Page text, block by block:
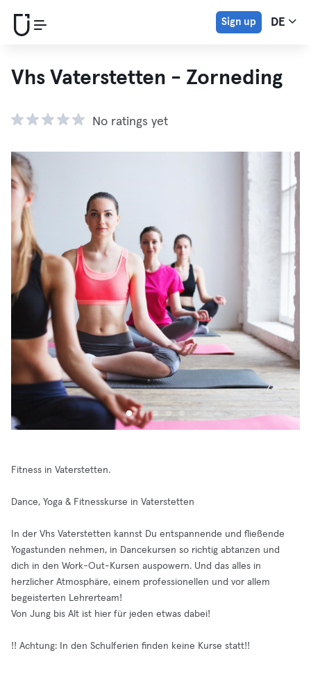
Sign up DE
Vhs Vaterstetten - Zorneding
No ratings yet
Fitness in Vaterstetten.
Dance, Yoga & Fitnesskurse in Vaterstetten
In der Vhs Vaterstetten kannst Du entspannende und fließende
Yogastunden nehmen, in Dancekursen so richtig abtanzen und
dich in den Work-Out-Kursen auspowern. Und das alles in
herzlicher Atmosphäre, einem professionellen und vor allem
begeisterten Lehrerteam!
Von Jung bis Alt ist hier für jeden etwas dabei!
!! Achtung: In den Schulferien finden keine Kurse statt!!